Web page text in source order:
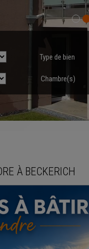
Type de bien
Chambre(s)
À BECKERICH